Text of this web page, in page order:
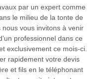
par un expert comme
le milieu de la tonte de
vous invitons à venir
professionnel dans ce
exclusivement ce mois-ci.
rapidement votre devis
et fils en le téléphonant